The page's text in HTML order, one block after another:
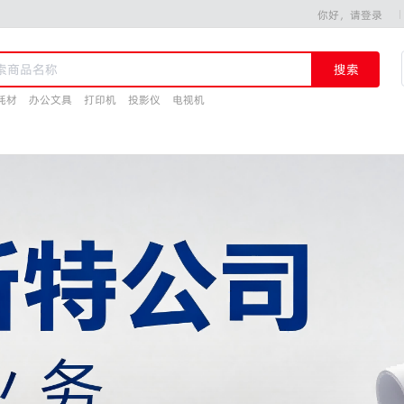
你好，请登录
搜索
材 办公文具 打印机 投影仪 电视机